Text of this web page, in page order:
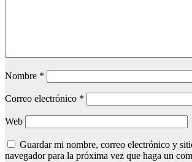
Nombre *
Correo electrónico *
Web
Guardar mi nombre, correo electrónico y
navegador para la próxima vez que haga un